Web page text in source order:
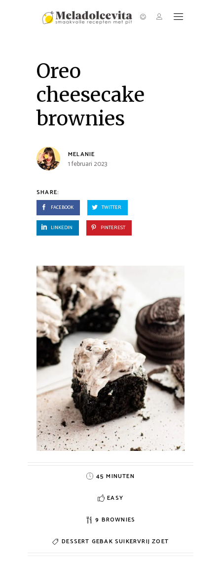
Oreo
cheesecake
brownies
MELANIE
1 februari 2023
SHARE:
FACEBOOK TWITTER
LINKEDIN PINTEREST
45 MINUTEN
EASY
9 BROWNIES
DESSERT GEBAKSUIKERVRIJZOET